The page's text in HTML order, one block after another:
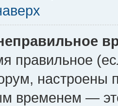
правильное
настроены
временем —